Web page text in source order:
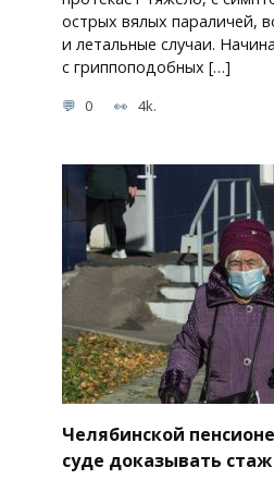
острых вялых параличей,
и летальные случаи.
с гриппоподобных […]
0 4k.
Челябинской
суде доказывать